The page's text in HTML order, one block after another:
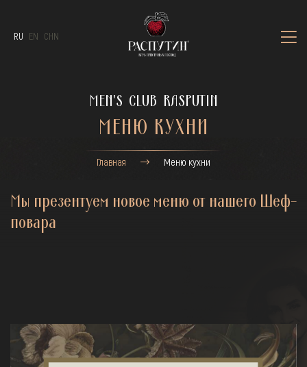
RU EN CHN
MEN'S CLUB RASPUTIN
МЕНЮ КУХНИ
Главная Меню кухни
Мы презентуем новое меню от нашего Шеф-
повара